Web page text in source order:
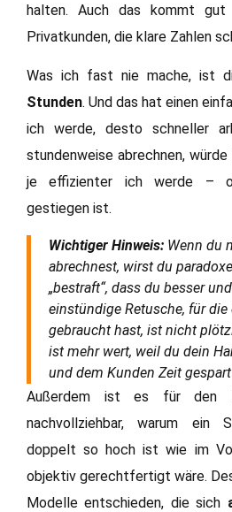
halten. Auch das kommt
Privatkunden, die klare Zahlen
Was ich fast nie mache, ist
Stunden. Und das hat einen
ich werde, desto schneller
stundenweise abrechnen,
je effizienter ich werde –
gestiegen ist.
Wichtiger Hinweis: Wenn du
abrechnest, wirst du
„bestraft“, dass du besser
einstündige Retusche, für
gebraucht hast, ist nicht
ist mehr wert, weil du dein
und dem Kunden Zeit
Außerdem ist es für den
nachvollziehbar, warum ein
doppelt so hoch ist wie im
objektiv gerechtfertigt wäre.
Modelle entschieden, die sich